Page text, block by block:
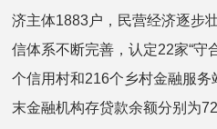
济主体1883户，民营经济逐步
信体系不断完善，认定22家“守
个信用村和216个乡村金融服
末金融机构存贷款余额分别为